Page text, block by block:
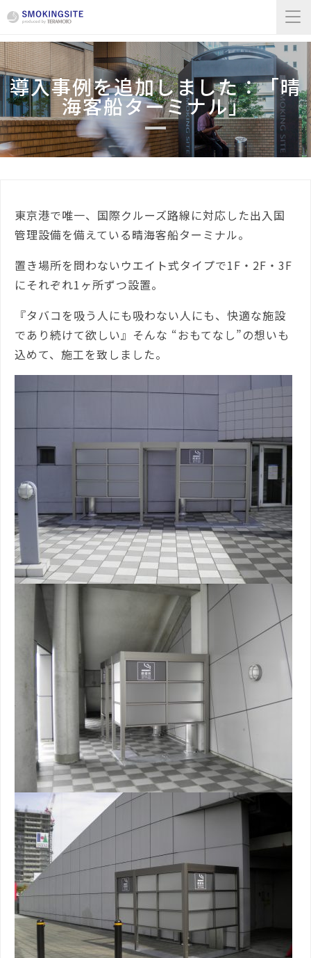
導入事例を追加しました：「晴
海客船ターミナル」
東京港で唯一、国際クルーズ路線に対応した出入国
管理設備を備えている晴海客船ターミナル。
置き場所を問わないウエイト式タイプで1F・2F・3F
にそれぞれ1ヶ所ずつ設置。
『タバコを吸う人にも吸わない人にも、快適な施設
であり続けて欲しい』そんな “おもてなし”の想いも
込めて、施工を致しました。